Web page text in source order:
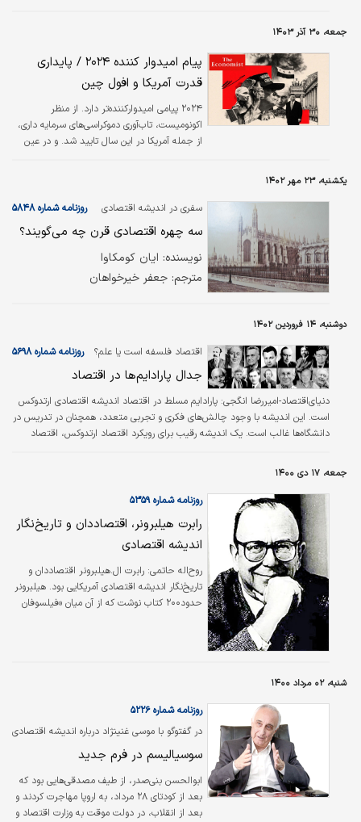
اقتصاد کلان تجربی، تاریخ اقتصاد کلان عدم
تعادل، جان مینارد کینز و انقلاب کینزی، پل
ساموئلسون، تاریخ ایده‌ها درباره رکود بلندمدت و
تاریخ علوم اجتماعی از سال۱۹۴۵ تاکنون اشاره کرد.
او طی ۸سال گذشته روی زندگی‌نامه فکری پل
ساموئلسون کار…
جمعه، ۳۰ آذر ۱۴۰۳
پیام امیدوار کننده ۲۰۲۴ / پایداری
قدرت آمریکا و افول چین
۲۰۲۴ پیامی امیدوارکننده‌تر دارد. از منظر
اکونومیست، تاب‌آوری دموکراسی‌های سرمایه داری،
از جمله آمریکا در این سال تایید شد. و در عین
یکشنبه، ۲۳ مهر ۱۴۰۲
سفری در اندیشه اقتصادی روزنامه شماره ۵۸۴۸
سه چهره اقتصادی قرن چه می‌گویند؟
نویسنده: ایان کومکاوا
مترجم: جعفر خیرخواهان
دوشنبه، ۱۴ فروردین ۱۴۰۲
اقتصاد فلسفه است یا علم؟ روزنامه شماره ۵۶۹۸
جدال پارادایم‌ها در اقتصاد
دنیای‌اقتصاد-امیررضا انگجی: پارادایم مسلط در اقتصاد اندیشه اقتصادی ارتدوکس
است. این اندیشه با وجود چالش‌های فکری و تجربی متعدد، همچنان در تدریس در
دانشگاه‌ها غالب است. یک اندیشه رقیب برای رویکرد اقتصاد ارتدوکس، اقتصاد
چپ، مکتب نئو اتریش و هترودوکسی جدید شناخته می‌شود.
جمعه، ۱۷ دی ۱۴۰۰
روزنامه شماره ۵۳۵۹
رابرت هیلبرونر، اقتصاددان و تاریخ‌نگار
اندیشه اقتصادی
روح‌‌اله حاتمی: رابرت ال.هیلبرونر اقتصاددان و
تاریخ‌نگار اندیشه اقتصادی آمریکایی بود. هیلبرونر
حدود۲۰۰ کتاب نوشت که از آن میان «فیلسوفان
شنبه، ۰۲ مرداد ۱۴۰۰
در گفت‏وگو با موسی غنی‏نژاد درباره اندیشه اقتصادی
بنی‏صدر مطرح شد
روزنامه شماره ۵۲۲۶
سوسیالیسم در فرم جدید
ابوالحسن بنی‌صدر، از طیف مصدقی‌هایی بود که
بعد از کودتای ۲۸ مرداد، به اروپا مهاجرت کردند و
بعد از انقلاب، در دولت موقت به وزارت اقتصاد و